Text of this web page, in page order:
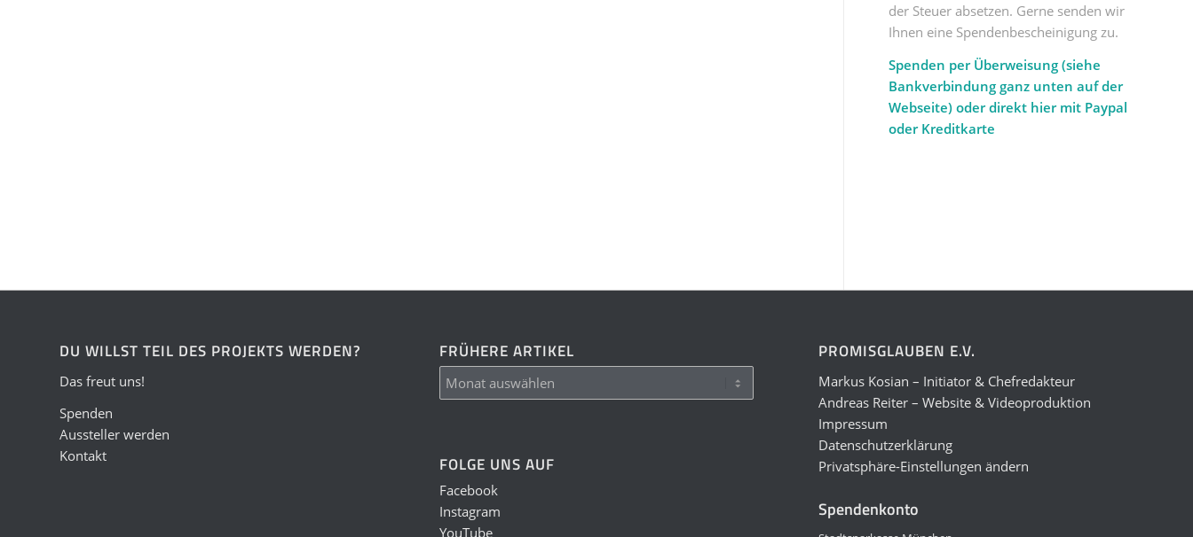
der Steuer absetzen. Gerne senden wir
Ihnen eine Spendenbescheinigung zu.
Spenden per Überweisung (siehe
Bankverbindung ganz unten auf der
Webseite) oder direkt hier mit Paypal
oder Kreditkarte
DU WILLST TEIL DES PROJEKTS WERDEN?
Das freut uns!
Spenden
Aussteller werden
Kontakt
FRÜHERE ARTIKEL
FOLGE UNS AUF
Facebook
Instagram
YouTube
PROMISGLAUBEN E.V.
Markus Kosian – Initiator & Chefredakteur
Andreas Reiter – Website & Videoproduktion
Impressum
Datenschutzerklärung
Privatsphäre-Einstellungen ändern
Spendenkonto